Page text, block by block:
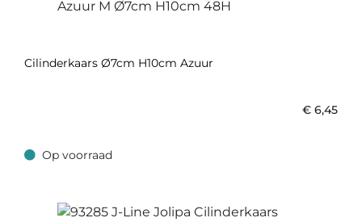
Cilinderkaars Ø7cm H10cm Azuur
€ 6,45
Op voorraad
Op voorraad